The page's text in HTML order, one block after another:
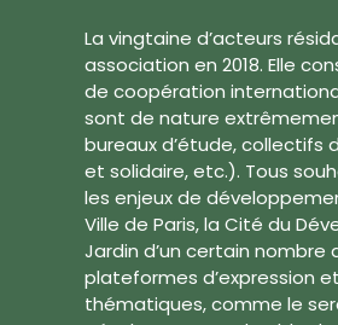
La vingtaine d’acteurs
association en 2018. Elle
de coopération
sont de nature
bureaux d’étude, collectifs
et solidaire, etc.). Tous
les enjeux de
Ville de Paris, la Cité du
Jardin d’un certain
plateformes d’expression
thématiques, comme le